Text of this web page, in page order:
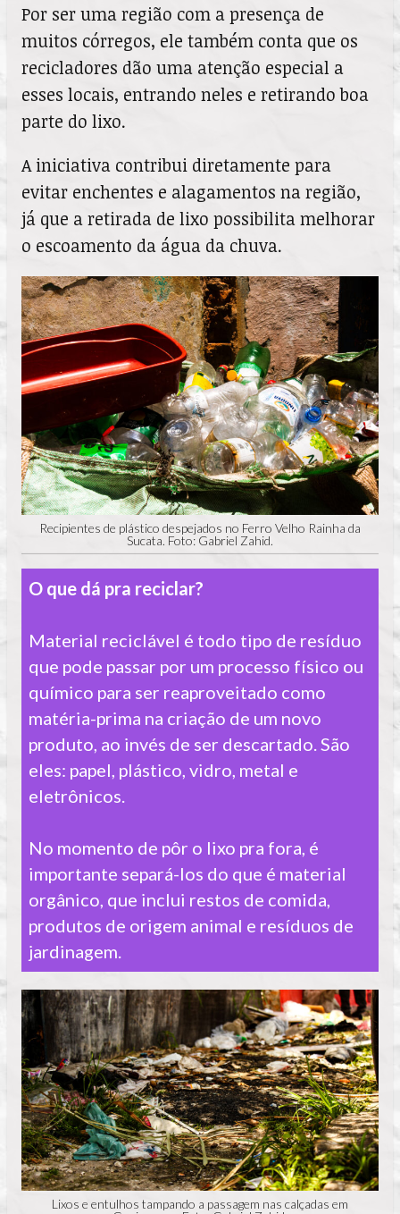
Por ser uma região com a presença de
muitos córregos, ele também conta que os
recicladores dão uma atenção especial a
esses locais, entrando neles e retirando boa
parte do lixo.
A iniciativa contribui diretamente para
evitar enchentes e alagamentos na região,
já que a retirada de lixo possibilita melhorar
o escoamento da água da chuva.
Recipientes de plástico despejados no Ferro Velho Rainha da
Sucata. Foto: Gabriel Zahid.
O que dá pra reciclar?
Material reciclável é todo tipo de resíduo
que pode passar por um processo físico ou
químico para ser reaproveitado como
matéria-prima na criação de um novo
produto, ao invés de ser descartado. São
eles: papel, plástico, vidro, metal e
eletrônicos.
No momento de pôr o lixo pra fora, é
importante separá-los do que é material
orgânico, que inclui restos de comida,
produtos de origem animal e resíduos de
jardinagem.
Lixos e entulhos tampando a passagem nas calçadas em